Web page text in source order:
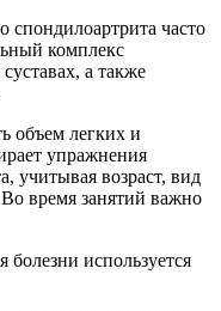
спондилоартрита часто
комплекс
а также
объем легких и
упражнения
учитывая возраст, вид
время занятий важно
используется